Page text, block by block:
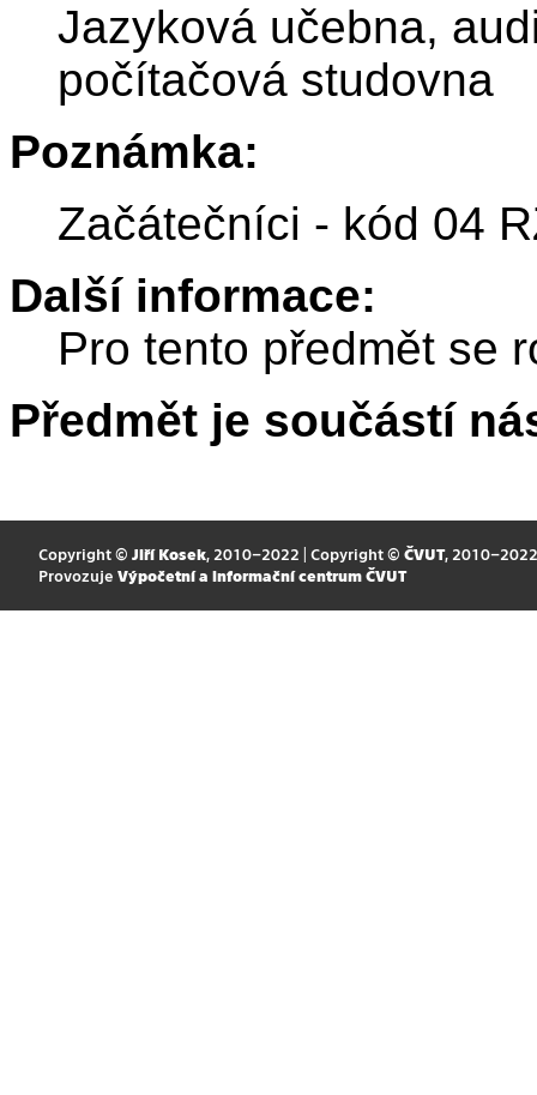
Jazyková učebna,
počítačová studovna
Poznámka:
Začátečníci - kód 04
Další informace:
Pro tento předmět se
Předmět je součástí
Copyright © Jiří Kosek, 2010–2022 | Copyright © ČVUT, 2010–2022
Provozuje Výpočetní a informační centrum ČVUT